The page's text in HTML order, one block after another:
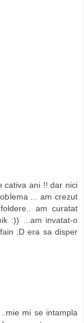
cativa ani !! dar nici
... am crezut
am curatat
:)) ...am invatat-o
:D era sa disper
mi se intampla